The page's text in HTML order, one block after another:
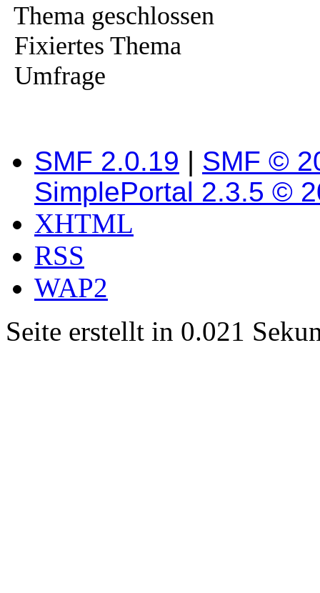
Thema geschlossen
Fixiertes Thema
Umfrage
SMF 2.0.19 | SMF ©
SimplePortal 2.3.5 ©
XHTML
RSS
WAP2
Seite erstellt in 0.021